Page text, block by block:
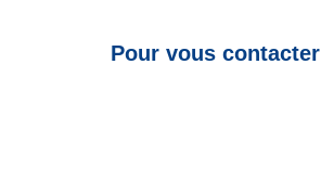
Pour vous contacter